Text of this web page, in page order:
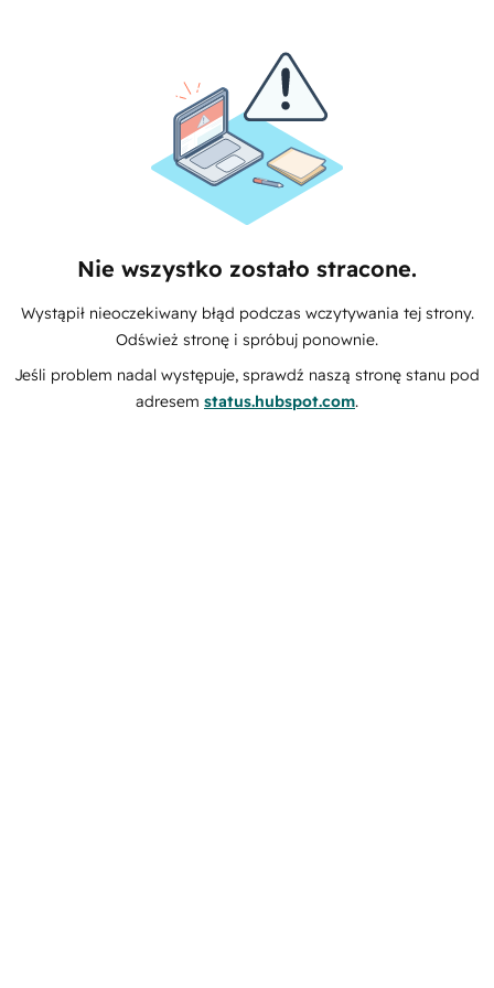
Nie wszystko zostało stracone.
Wystąpił nieoczekiwany błąd podczas wczytywania tej strony.
Odśwież stronę i spróbuj ponownie.
Jeśli problem nadal występuje, sprawdź naszą stronę stanu pod
adresem status.hubspot.com.